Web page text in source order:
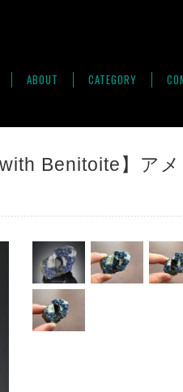
ABOUT CATEGORY
Benitoite】アメ